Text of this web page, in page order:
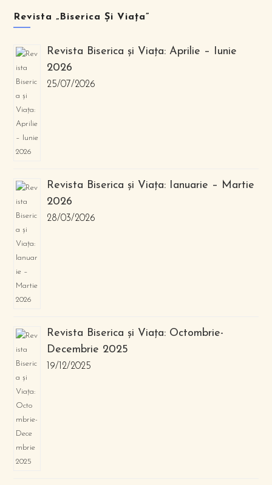
Revista „Biserica Și Viața”
Revista Biserica și Viața: Aprilie – Iunie
2026
25/07/2026
Revista Biserica și Viața: Ianuarie – Martie
2026
28/03/2026
Revista Biserica și Viața: Octombrie-
Decembrie 2025
19/12/2025